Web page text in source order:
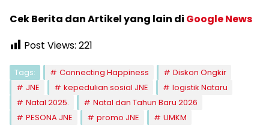
Cek Berita dan Artikel yang lain di Google News
Post Views: 221
Tags: Connecting Happiness
Diskon Ongkir
JNE
kepedulian sosial JNE
logistik Nataru
Natal 2025.
Natal dan Tahun Baru 2026
PESONA JNE
promo JNE UMKM